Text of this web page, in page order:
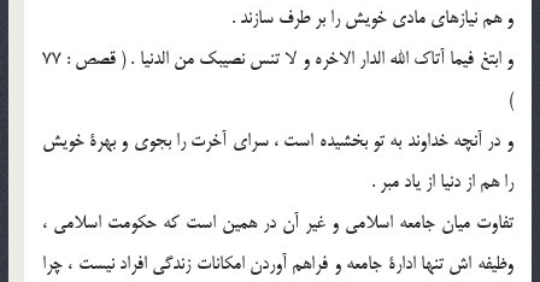
و هم نيازهاي مادي خويش را بر طرف سازند .
و ابتغ فيما آتاك الله الدار الاخره و لا تنس نصيبك من الدنيا . ( قصص : 77
)
و در آنچه خداوند به تو بخشيده است ، سراي آخرت را بجوي و بهرة خويش
را هم از دنيا از ياد مبر .
تفاوت ميان جامعه اسلامي و غير آن در همين است كه حكومت اسلامي ،
وظيفه اش تنها ادارة جامعه و فراهم آوردن امكانات زندگي افراد نيست ، چرا